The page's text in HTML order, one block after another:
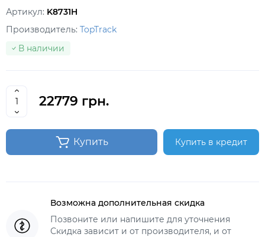
Артикул: K8731H
Производитель: TopTrack
В наличии
22779 грн.
Купить Купить в кредит
Возможна дополнительная скидка
Позвоните или напишите для уточнения
Скидка зависит и от производителя, и от